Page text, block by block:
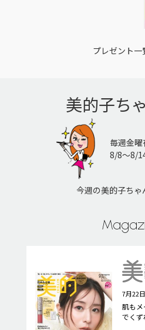
プレゼント一
美的子ち
毎週金曜
8/8〜8/
今週の美的子ちゃ
7月22
肌も
でくず